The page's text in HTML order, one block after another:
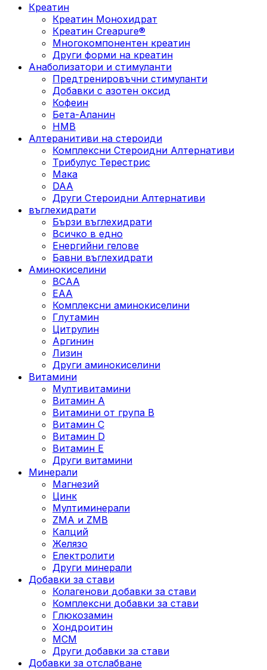
Креатин
Креатин Монохидрат
Креатин Creapure®
Многокомпонентен креатин
Други форми на креатин
Анаболизатори и стимуланти
Предтренировъчни стимуланти
Добавки с азотен оксид
Кофеин
Бета-Аланин
HMB
Алтеранитиви на стероиди
Комплексни Стероидни Алтернативи
Трибулус Терестрис
Maка
DAA
Други Стероидни Алтернативи
въглехидрати
Бързи въглехидрати
Всичко в едно
Енергийни гелове
Бавни въглехидрати
Аминокиселини
BCAA
EAA
Комплексни аминокиселини
Глутамин
Цитрулин
Аргинин
Лизин
Други аминокиселини
Витамини
Мултивитамини
Витамин А
Витамини от група B
Витамин C
Витамин D
Витамин E
Други витамини
Минерали
Магнезий
Цинк
Мултиминерали
ZMA и ZMB
Калций
Желязо
Електролити
Други минерали
Добавки за стави
Колагенови добавки за стави
Комплексни добавки за стави
Глюкозамин
Хондроитин
МСМ
Други добавки за стави
Добавки за отслабване